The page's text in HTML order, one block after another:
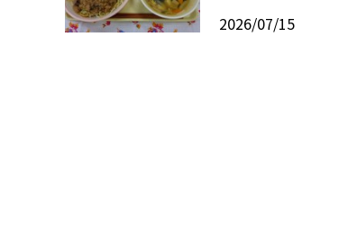
2026/07/15